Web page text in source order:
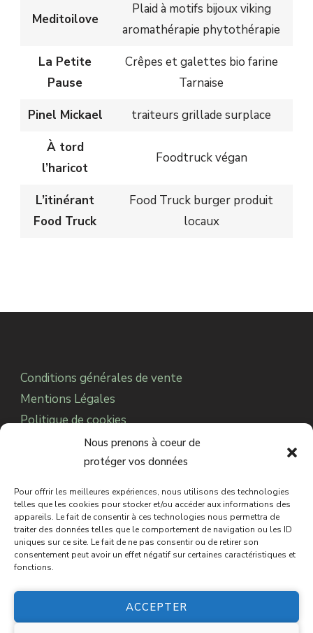
Nous prenons à coeur de
protéger vos données
Pour offrir les meilleures expériences, nous utilisons des technologies
telles que les cookies pour stocker et/ou accéder aux informations des
appareils. Le fait de consentir à ces technologies nous permettra de
traiter des données telles que le comportement de navigation ou les ID
uniques sur ce site. Le fait de ne pas consentir ou de retirer son
consentement peut avoir un effet négatif sur certaines caractéristiques et
fonctions.
ACCEPTER
Meditoilove
Plaid à motifs bijoux viking
aromathérapie phytothérapie
La Petite
Pause
Crêpes et galettes bio farine
Tarnaise
Pinel Mickael
traiteurs grillade surplace
À tord
l’haricot
Foodtruck végan
L’itinérant
Food Truck
Food Truck burger produit
locaux
Conditions générales de vente
Mentions Légales
Politique de cookies
Notre Association
© 2025 CDC Paranormal.Sabbat des Sorcières
est une marque déposée auprès de l’INPI.Tous
droits réservés